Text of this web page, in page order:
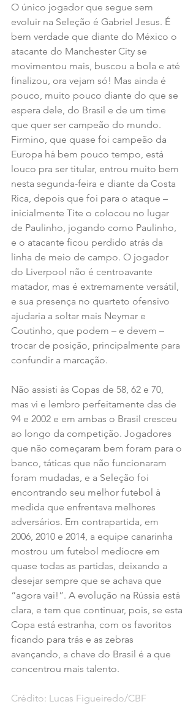
O único jogador que segue sem
evoluir na Seleção é Gabriel Jesus. É
bem verdade que diante do México o
atacante do Manchester City se
movimentou mais, buscou a bola e até
finalizou, ora vejam só! Mas ainda é
pouco, muito pouco diante do que se
espera dele, do Brasil e de um time
que quer ser campeão do mundo.
Firmino, que quase foi campeão da
Europa há bem pouco tempo, está
louco pra ser titular, entrou muito bem
nesta segunda-feira e diante da Costa
Rica, depois que foi para o ataque –
inicialmente Tite o colocou no lugar
de Paulinho, jogando como Paulinho,
e o atacante ficou perdido atrás da
linha de meio de campo. O jogador
do Liverpool não é centroavante
matador, mas é extremamente versátil,
e sua presença no quarteto ofensivo
ajudaria a soltar mais Neymar e
Coutinho, que podem – e devem –
trocar de posição, principalmente para
confundir a marcação.
Não assisti às Copas de 58, 62 e 70,
mas vi e lembro perfeitamente das de
94 e 2002 e em ambas o Brasil cresceu
ao longo da competição. Jogadores
que não começaram bem foram para o
banco, táticas que não funcionaram
foram mudadas, e a Seleção foi
encontrando seu melhor futebol à
medida que enfrentava melhores
adversários. Em contrapartida, em
2006, 2010 e 2014, a equipe canarinha
mostrou um futebol medíocre em
quase todas as partidas, deixando a
desejar sempre que se achava que
“agora vai!”. A evolução na Rússia está
clara, e tem que continuar, pois, se esta
Copa está estranha, com os favoritos
ficando para trás e as zebras
avançando, a chave do Brasil é a que
concentrou mais talento.
Crédito: Lucas Figueiredo/CBF